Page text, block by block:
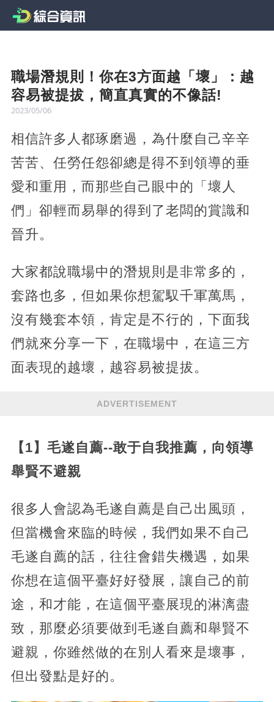
職場潛規則！你在3方面越「壞」：越
容易被提拔，簡直真實的不像話!
2023/05/06
相信許多人都琢磨過，為什麼自己辛辛
苦苦、任勞任怨卻總是得不到領導的垂
愛和重用，而那些自己眼中的「壞人
們」卻輕而易舉的得到了老闆的賞識和
晉升。
大家都說職場中的潛規則是非常多的，
套路也多，但如果你想駕馭千軍萬馬，
沒有幾套本領，肯定是不行的，下面我
們就來分享一下，在職場中，在這三方
面表現的越壞，越容易被提拔。
ADVERTISEMENT
【1】毛遂自薦--敢于自我推薦，向領導
舉賢不避親
很多人會認為毛遂自薦是自己出風頭，
但當機會來臨的時候，我們如果不自己
毛遂自薦的話，往往會錯失機遇，如果
你想在這個平臺好好發展，讓自己的前
途，和才能，在這個平臺展現的淋漓盡
致，那麼必須要做到毛遂自薦和舉賢不
避親，你雖然做的在別人看來是壞事，
但出發點是好的。